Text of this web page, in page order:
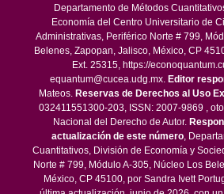
Departamento de Métodos
Economía del Centro Universitario de
Administrativas, Periférico Norte # 799,
Belenes, Zapopan, Jalisco, México, CP
Ext. 25315, https://
equantum@cucea.udg.mx.
Editor
Mateos.
Reservas de Derechos al Uso
032411551300-203, ISSN: 2007-9869 ,
Nacional del Derecho de Autor.
actualización de este número ,
Cuantitativos, División de Economía y
Norte # 799, Módulo A-305, Núcleo Los
México, CP 45100, por Sandra Ivett